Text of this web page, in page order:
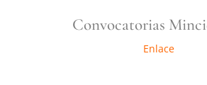
Convocatorias
Enlace